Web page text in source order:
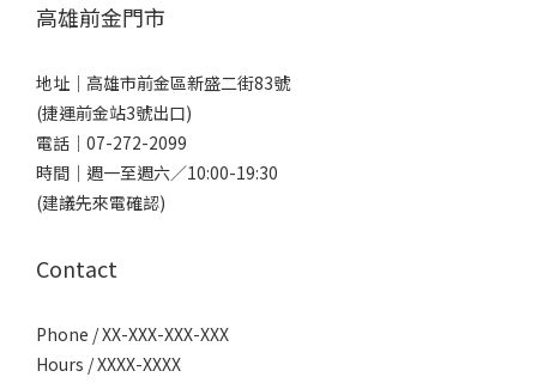
高雄前金門市
地址｜ 高雄市前金區新盛二街83號
(捷運前金站3號出口)
電話｜ 07-272-2099
時間｜週一至週六／10:00-19:30
(建議先來電確認)
Contact
Phone / XX-XXX-XXX-XXX
Hours / XXXX-XXXX